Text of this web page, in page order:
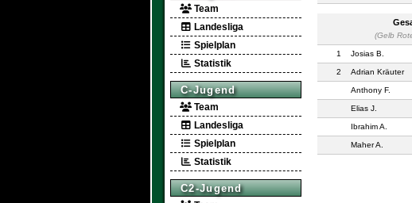
Team
Landesliga
Spielplan
Statistik
C-Jugend
Team
Landesliga
Spielplan
Statistik
C2-Jugend
(Gelb
1 Josias B.
2 Adrian Kräuter
Anthony F.
Elias J.
Ibrahim A.
Maher A.